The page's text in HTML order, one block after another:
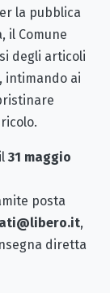
la pubblica
il Comune
degli articoli
intimando ai
31 maggio
posta
,
diretta